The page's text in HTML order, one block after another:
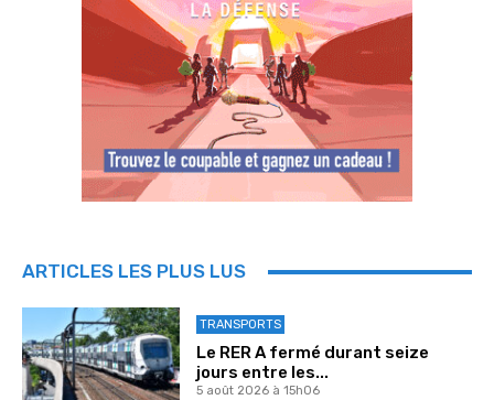
ARTICLES LES PLUS LUS
TRANSPORTS
Le RER A fermé durant seize
jours entre les...
5 août 2026 à 15h06